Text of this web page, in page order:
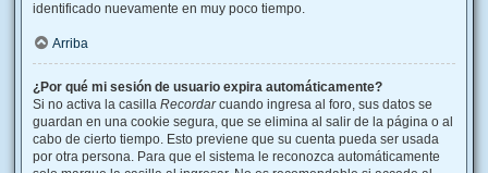
identificado nuevamente en muy poco tiempo.
Arriba
¿Por qué mi sesión de usuario expira automáticamente?
Si no activa la casilla Recordarcuando ingresa al foro, sus datos se
guardan en una cookie segura, que se elimina al salir de la página o al
cabo de cierto tiempo. Esto previene que su cuenta pueda ser usada
por otra persona. Para que el sistema le reconozca automáticamente